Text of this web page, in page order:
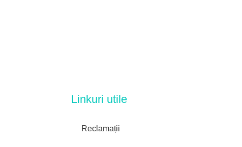
Linkuri utile
Reclamații